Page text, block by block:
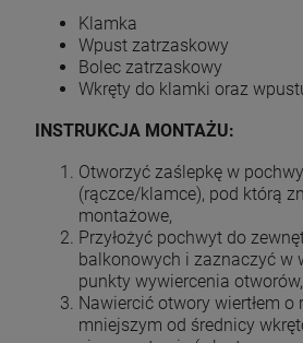
Klamka
Wpust zatrzaskowy
Bolec zatrzaskowy
Wkręty do klamki oraz
INSTRUKCJA MONTAŻU:
Otworzyć zaślepkę w
(rączce/klamce), pod którą
montażowe,
Przyłożyć pochwyt do
balkonowych i zaznaczyć w
punkty wywiercenia otworów,
Nawiercić otwory wiertłem o
mniejszym od średnicy